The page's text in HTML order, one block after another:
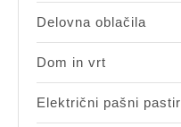
Delovna oblačila
Dom in vrt
Električni pašni pastir